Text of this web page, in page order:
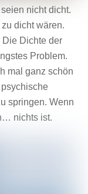
nicht dicht.
dicht wären.
Die Dichte der
Problem.
mal ganz schön
springen. Wenn
nichts ist.